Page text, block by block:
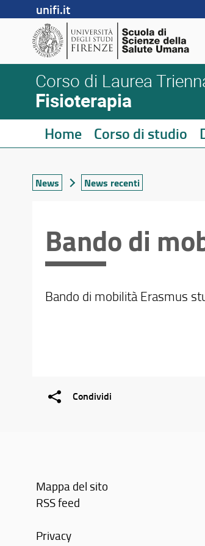
unifi.it
Corso di Laurea
Fisioterapia
Home Corso di studio
News News recenti
Bando di
Bando di mobilità Erasmus
Condividi
Mappa del sito
RSS feed
Privacy